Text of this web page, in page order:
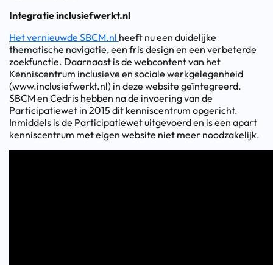
Integratie inclusiefwerkt.nl
Het vernieuwde SBCM.nl heeft nu een duidelijke
thematische navigatie, een fris design en een verbeterde
zoekfunctie. Daarnaast is de webcontent van het
Kenniscentrum inclusieve en sociale werkgelegenheid
(www.inclusiefwerkt.nl) in deze website geïntegreerd.
SBCM en Cedris hebben na de invoering van de
Participatiewet in 2015 dit kenniscentrum opgericht.
Inmiddels is de Participatiewet uitgevoerd en is een apart
kenniscentrum met eigen website niet meer noodzakelijk.